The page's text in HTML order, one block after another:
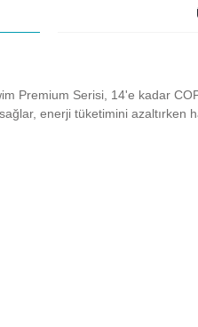
Premium Serisi, 14'e kadar
enerji tüketimini azaltırken